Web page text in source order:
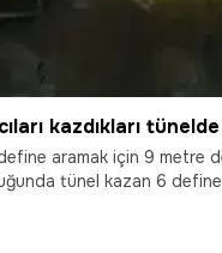
aramak için 9 metre
tünel kazan 6